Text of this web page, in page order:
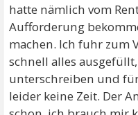
hatte nämlich vom
Aufforderung
machen. Ich fuhr zum
schnell alles
unterschreiben und
leider keine Zeit. Der